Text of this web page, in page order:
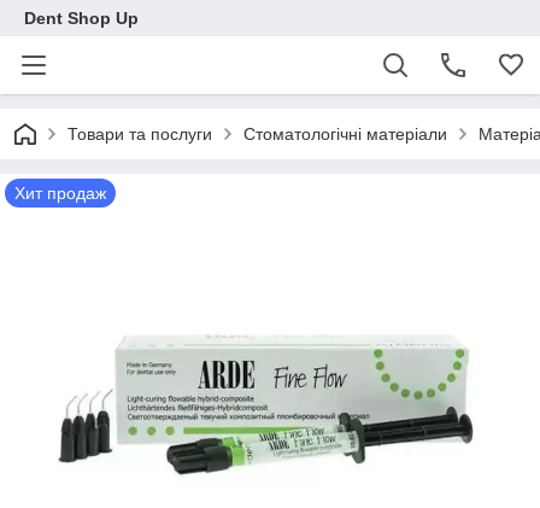
Dent Shop Up
Товари та послуги Стоматологічні матеріали
Хит продаж